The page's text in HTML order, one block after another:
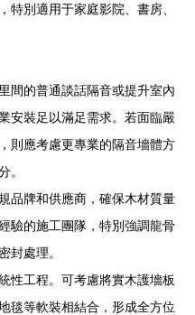
特別適用于家庭影院、書房、
間的普通談話隔音或提升室內
安裝足以滿足需求。若面臨嚴
則應考慮更專業的隔音墻體方
。
品牌和供應商，確保木材質量
驗的施工團隊，特別強調龍骨
封處理。
性工程。可考慮將實木護墻板
毯等軟裝相結合，形成全方位